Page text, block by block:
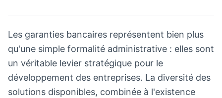
Les garanties bancaires représentent bien plus
qu'une simple formalité administrative : elles sont
un véritable levier stratégique pour le
développement des entreprises. La diversité des
solutions disponibles, combinée à l'existence